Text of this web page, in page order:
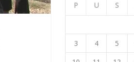
P U S
3
4 5